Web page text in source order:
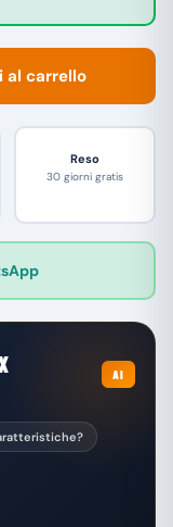
al carrello
Reso
30 giorni gratis
AI